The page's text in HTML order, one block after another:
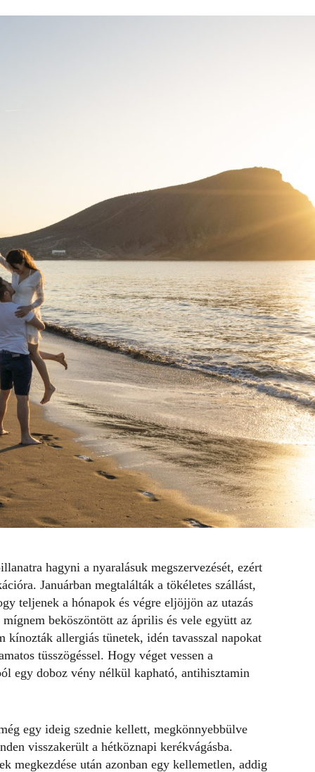
hagyni a nyaralásuk megszervezését, ezért
Januárban megtalálták a tökéletes szállást,
teljenek a hónapok és végre eljöjjön az utazás
beköszöntött az április és vele együtt az
kínozták allergiás tünetek, idén tavasszal napokat
tüsszögéssel. Hogy véget vessen a
egy doboz vény nélkül kapható, antihisztamin
egy ideig szednie kellett, megkönnyebbülve
visszakerült a hétköznapi kerékvágásba.
megkezdése után azonban egy kellemetlen, addig